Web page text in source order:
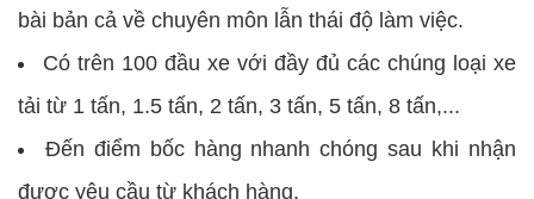
bài bản cả về chuyên môn lẫn thái độ làm việc.
Có trên 100 đầu xe với đầy đủ các chúng loại xe
tải từ 1 tấn, 1.5 tấn, 2 tấn, 3 tấn, 5 tấn, 8 tấn,...
Đến điểm bốc hàng nhanh chóng sau khi nhận
được yêu cầu từ khách hàng.